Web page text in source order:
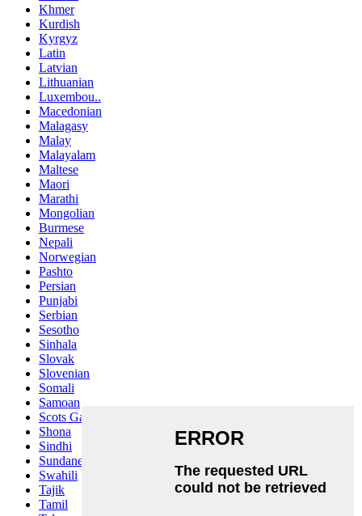
Khmer
Kurdish
Kyrgyz
Latin
Latvian
Lithuanian
Luxembou..
Macedonian
Malagasy
Malay
Malayalam
Maltese
Maori
Marathi
Mongolian
Burmese
Nepali
Norwegian
Pashto
Persian
Punjabi
Serbian
Sesotho
Sinhala
Slovak
Slovenian
Somali
Samoan
Scots Gaelic
Shona
Sindhi
Sundanese
Swahili
Tajik
Tamil